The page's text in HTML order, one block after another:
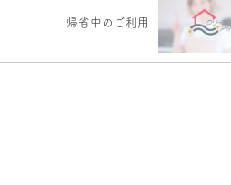
帰省中のご利用